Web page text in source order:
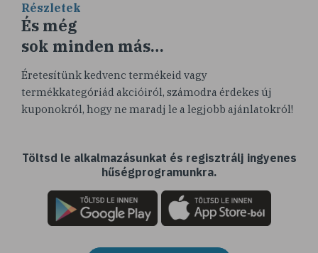
Részletek
És még
sok minden más…
Éretesítünk kedvenc termékeid vagy
termékkategóriád akcióiról, számodra érdekes új
kuponokról, hogy ne maradj le a legjobb ajánlatokról!
Töltsd le alkalmazásunkat és regisztrálj ingyenes
hűségprogramunkra.